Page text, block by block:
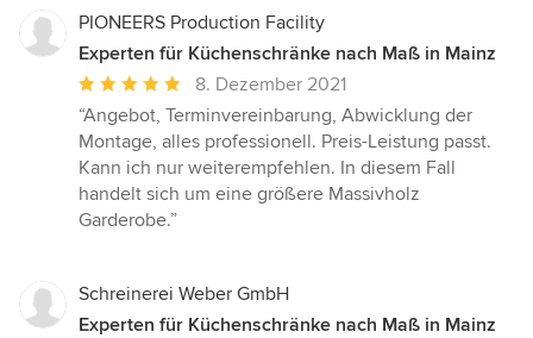
PIONEERS Production Facility
Experten für Küchenschränke nach Maß in Mainz
Durchschnittliche
Bewertung:
5
von
5
Sternen
8. Dezember 2021
“Angebot, Terminvereinbarung, Abwicklung der
Montage, alles professionell. Preis-Leistung passt.
Kann ich nur weiterempfehlen. In diesem Fall
handelt sich um eine größere Massivholz
Garderobe.”
Schreinerei Weber GmbH
Experten für Küchenschränke nach Maß in Mainz